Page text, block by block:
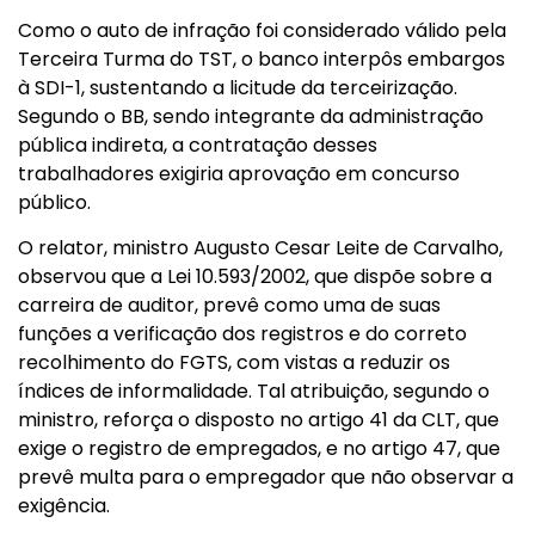
Como o auto de infração foi considerado válido pela
Terceira Turma do TST, o banco interpôs embargos
à SDI-1, sustentando a licitude da terceirização.
Segundo o BB, sendo integrante da administração
pública indireta, a contratação desses
trabalhadores exigiria aprovação em concurso
público.
O relator, ministro Augusto Cesar Leite de Carvalho,
observou que a Lei 10.593/2002, que dispõe sobre a
carreira de auditor, prevê como uma de suas
funções a verificação dos registros e do correto
recolhimento do FGTS, com vistas a reduzir os
índices de informalidade. Tal atribuição, segundo o
ministro, reforça o disposto no artigo 41 da CLT, que
exige o registro de empregados, e no artigo 47, que
prevê multa para o empregador que não observar a
exigência.